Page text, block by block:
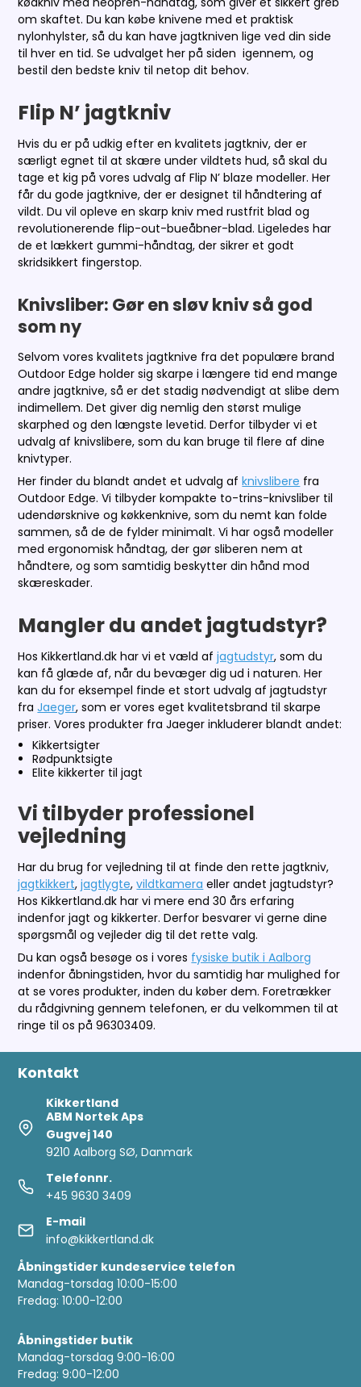
om skaftet. Du kan købe knivene med et praktisk
nylonhylster, så du kan have jagtkniven lige ved din side
til hver en tid. Se udvalget her på siden igennem, og
bestil den bedste kniv til netop dit behov.
Flip N’ jagtkniv
Hvis du er på udkig efter en kvalitets jagtkniv, der er
særligt egnet til at skære under vildtets hud, så skal du
tage et kig på vores udvalg af Flip N’ blaze modeller. Her
får du gode jagtknive, der er designet til håndtering af
vildt. Du vil opleve en skarp kniv med rustfrit blad og
revolutionerende flip-out-bueåbner-blad. Ligeledes har
de et lækkert gummi-håndtag, der sikrer et godt
skridsikkert fingerstop.
Knivsliber: Gør en sløv kniv så god
som ny
Selvom vores kvalitets jagtknive fra det populære brand
Outdoor Edge holder sig skarpe i længere tid end mange
andre jagtknive, så er det stadig nødvendigt at slibe dem
indimellem. Det giver dig nemlig den størst mulige
skarphed og den længste levetid. Derfor tilbyder vi et
udvalg af knivslibere, som du kan bruge til flere af dine
knivtyper.
Her finder du blandt andet et udvalg afknivslibere fra
Outdoor Edge. Vi tilbyder kompakte to-trins-knivsliber til
udendørsknive og køkkenknive, som du nemt kan folde
sammen, så de de fylder minimalt. Vi har også modeller
med ergonomisk håndtag, der gør sliberen nem at
håndtere, og som samtidig beskytter din hånd mod
skæreskader.
Mangler du andet jagtudstyr?
Hos Kikkertland.dk har vi et væld afjagtudstyr, som du
kan få glæde af, når du bevæger dig ud i naturen. Her
kan du for eksempel finde et stort udvalg af jagtudstyr
fraJaeger, som er vores eget kvalitetsbrand til skarpe
priser. Vores produkter fra Jaeger inkluderer blandt andet:
Kikkertsigter
Rødpunktsigte
Elite kikkerter til jagt
Vi tilbyder professionel
vejledning
Har du brug for vejledning til at finde den rette jagtkniv,
jagtkikkert,jagtlygte,vildtkamera eller andet jagtudstyr?
Hos Kikkertland.dk har vi mere end 30 års erfaring
indenfor jagt og kikkerter. Derfor besvarer vi gerne dine
spørgsmål og vejleder dig til det rette valg.
Du kan også besøge os i vores fysiske butik i Aalborg
indenfor åbningstiden, hvor du samtidig har mulighed for
at se vores produkter, inden du køber dem. Foretrækker
du rådgivning gennem telefonen, er du velkommen til at
ringe til os på 96303409.
Kontakt
Kikkertland
ABM Nortek Aps
Gugvej 140
9210 Aalborg SØ, Danmark
Telefonnr.
+45 9630 3409
E-mail
info@kikkertland.dk
Åbningstider kundeservice telefon
Mandag-torsdag 10:00-15:00
Fredag: 10:00-12:00
Åbningstider butik
Mandag-torsdag 9:00-16:00
Fredag: 9:00-12:00